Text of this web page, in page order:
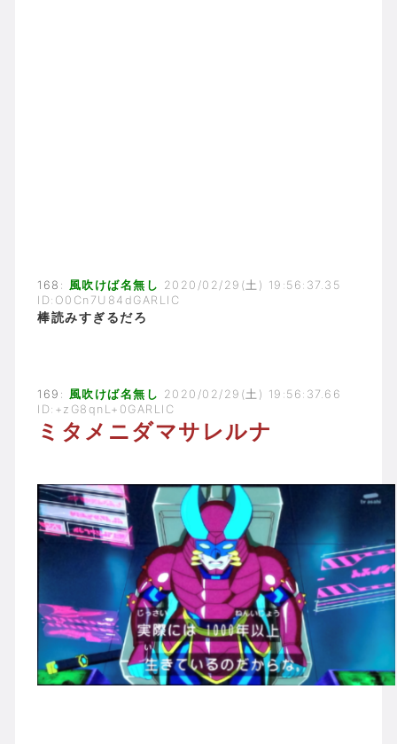
168: 風吹けば名無し 2020/02/29(土) 19:56:37.35
ID:O0Cn7U84dGARLIC
棒読みすぎるだろ
169: 風吹けば名無し 2020/02/29(土) 19:56:37.66
ID:+zG8qnL+0GARLIC
ミタメニダマサレルナ